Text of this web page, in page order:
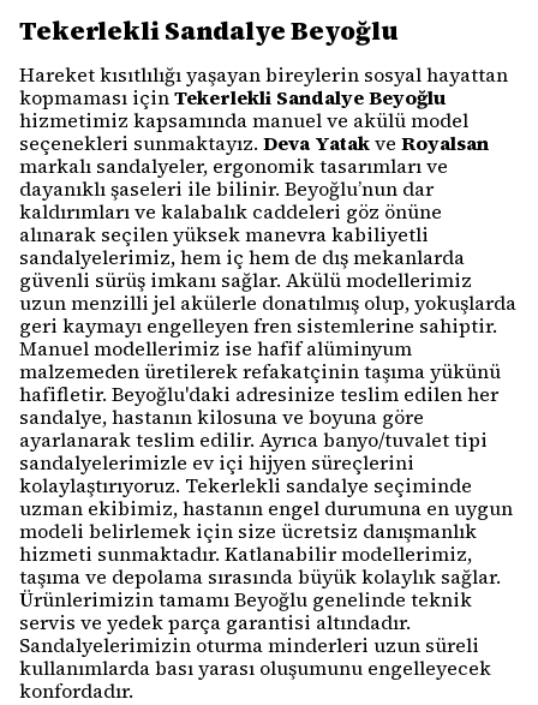
Tekerlekli Sandalye Beyoğlu
Hareket kısıtlılığı yaşayan bireylerin sosyal hayattan
kopmaması içinTekerlekli Sandalye Beyoğlu
hizmetimiz kapsamında manuel ve akülü model
seçenekleri sunmaktayız. Deva Yatakve Royalsan
markalı sandalyeler, ergonomik tasarımları ve
dayanıklı şaseleri ile bilinir. Beyoğlu’nun dar
kaldırımları ve kalabalık caddeleri göz önüne
alınarak seçilen yüksek manevra kabiliyetli
sandalyelerimiz, hem iç hem de dış mekanlarda
güvenli sürüş imkanı sağlar. Akülü modellerimiz
uzun menzilli jel akülerle donatılmış olup, yokuşlarda
geri kaymayı engelleyen fren sistemlerine sahiptir.
Manuel modellerimiz ise hafif alüminyum
malzemeden üretilerek refakatçinin taşıma yükünü
hafifletir. Beyoğlu'daki adresinize teslim edilen her
sandalye, hastanın kilosuna ve boyuna göre
ayarlanarak teslim edilir. Ayrıca banyo/tuvalet tipi
sandalyelerimizle ev içi hijyen süreçlerini
kolaylaştırıyoruz. Tekerlekli sandalye seçiminde
uzman ekibimiz, hastanın engel durumuna en uygun
modeli belirlemek için size ücretsiz danışmanlık
hizmeti sunmaktadır. Katlanabilir modellerimiz,
taşıma ve depolama sırasında büyük kolaylık sağlar.
Ürünlerimizin tamamı Beyoğlu genelinde teknik
servis ve yedek parça garantisi altındadır.
Sandalyelerimizin oturma minderleri uzun süreli
kullanımlarda bası yarası oluşumunu engelleyecek
konfordadır.